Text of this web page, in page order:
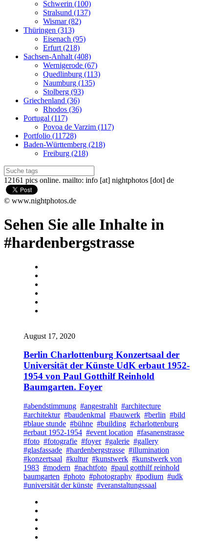
Schwerin (100)
Stralsund (137)
Wismar (82)
Thüringen (313)
Eisenach (95)
Erfurt (218)
Sachsen-Anhalt (408)
Wernigerode (67)
Quedlinburg (113)
Naumburg (135)
Stolberg (93)
Griechenland (36)
Rhodos (36)
Portugal (117)
Povoa de Varzim (117)
Portfolio (11728)
Baden-Württemberg (218)
Freiburg (218)
12161 pics online. mailto: info [at] nightphotos [dot] de
© www.nightphotos.de
Sehen Sie alle Inhalte in
#hardenbergstrasse
August 17, 2020
Berlin Charlottenburg Konzertsaal der
Universität der Künste UdK erbaut 1952-
1954 von Paul Gotthilf Reinhold
Baumgarten. Foyer
#abendstimmung #angestrahlt #architecture
#architektur #baudenkmal #bauwerk #berlin #bild
#blaue stunde #bühne #building #charlottenburg
#erbaut 1952-1954 #event location #fasanenstrasse
#foto #fotografie #foyer #galerie #gallery
#glasfassade #hardenbergstrasse #illumination
#konzertsaal #kultur #kunstwerk #kunstwerk von
1983 #modern #nachtfoto #paul gotthilf reinhold
baumgarten #photo #photography #podium #udk
#universität der künste #veranstaltungssaal